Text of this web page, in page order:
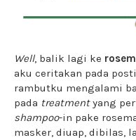
Well, balik lagi ke
aku ceritakan pada
rambutku mengalami
pada treatmentyang
shampoo-in pake
masker, diuap, dibilas,